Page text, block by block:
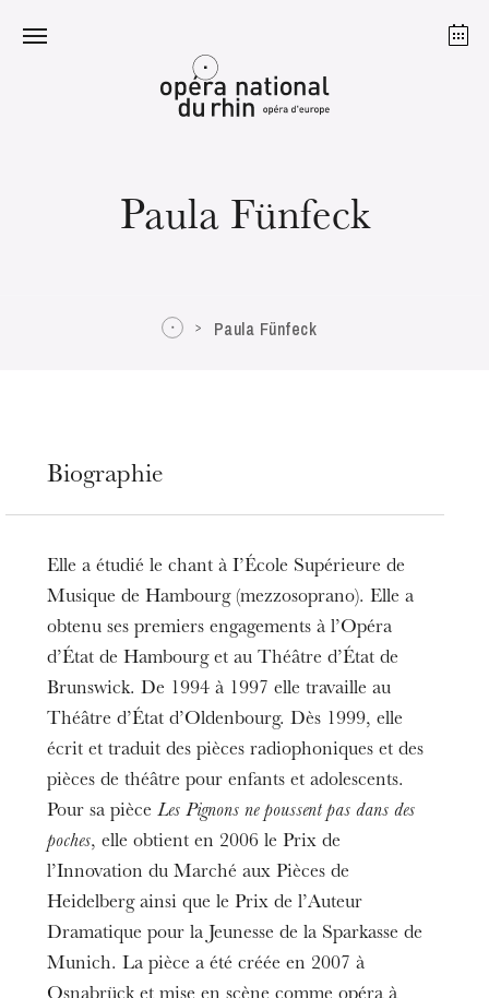
Strasbourg
Paula Fünfeck
Paula Fünfeck
Biographie
Elle a étudié le chant à I’École Supérieure de
Musique de Hambourg (mezzosoprano). Elle a
obtenu ses premiers engagements à l’Opéra
d’État de Hambourg et au Théâtre d’État de
Brunswick. De 1994 à 1997 elle travaille au
Théâtre d’État d’Oldenbourg. Dès 1999, elle
écrit et traduit des pièces radiophoniques et des
pièces de théâtre pour enfants et adolescents.
Pour sa pièceLes Pignons ne poussent pas dans des
poches, elle obtient en 2006 le Prix de
l’Innovation du Marché aux Pièces de
Heidelberg ainsi que le Prix de l’Auteur
Dramatique pour la Jeunesse de la Sparkasse de
Munich. La pièce a été créée en 2007 à